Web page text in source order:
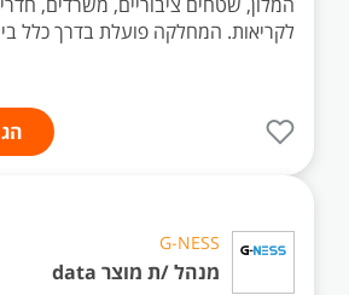
לקריאות. המחלקה פועלת בדרך כלל בין
G-NESS
מנהל /ת מוצר data